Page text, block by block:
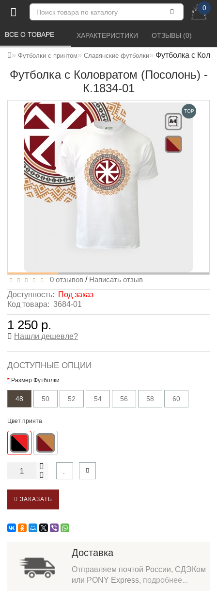
0
Футболки с принтом Славянские футболки Футболка с
Футболка с Коловратом (Посолонь) -
К.1834-01
ВСЕ О ТОВАРЕ ХАРАКТЕРИСТИКИ ОТЗЫВЫ (0)
TOP
0 отзывов / Написать отзыв
Доступность:
Под заказ
Код товара: 3684-01
1 250 р.
Нашли дешевле?
ДОСТУПНЫЕ ОПЦИИ
Размер Футболки
48 50 52 54 56 58 60
Цвет принта
ЗАКАЗАТЬ
Доставка
Отправляем почтой России, СДЭКом
или PONY Express, подробнее...